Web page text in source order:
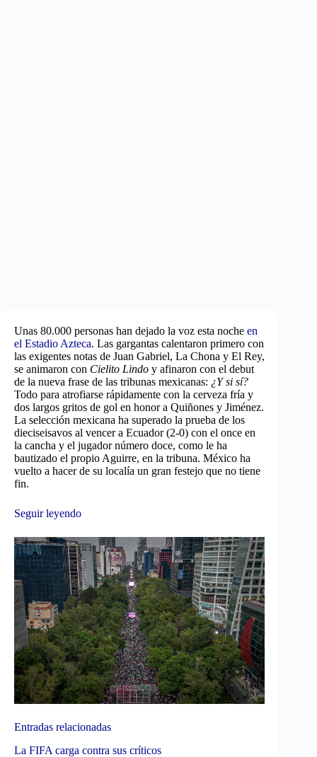
Unas 80.000 personas han dejado la voz esta noche en
el Estadio Azteca. Las gargantas calentaron primero con
las exigentes notas de Juan Gabriel, La Chona y El Rey,
se animaron con Cielito Lindo y afinaron con el debut
de la nueva frase de las tribunas mexicanas: ¿Y si sí?
Todo para atrofiarse rápidamente con la cerveza fría y
dos largos gritos de gol en honor a Quiñones y Jiménez.
La selección mexicana ha superado la prueba de los
dieciseisavos al vencer a Ecuador (2-0) con el once en
la cancha y el jugador número doce, como le ha
bautizado el propio Aguirre, en la tribuna. México ha
vuelto a hacer de su localía un gran festejo que no tiene
fin.
Seguir leyendo
Entradas relacionadas
La FIFA carga contra sus críticos